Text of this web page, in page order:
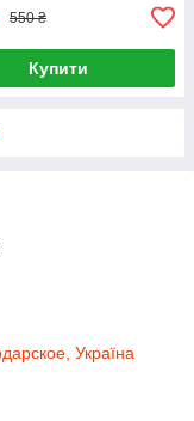
550 ₴
Купити
Україна